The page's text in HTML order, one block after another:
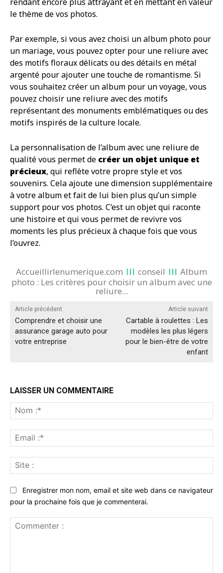
le thème de vos photos.
Par exemple, si vous avez choisi un album photo pour
un mariage, vous pouvez opter pour une reliure avec
des motifs floraux délicats ou des détails en métal
argenté pour ajouter une touche de romantisme. Si
vous souhaitez créer un album pour un voyage, vous
pouvez choisir une reliure avec des motifs
représentant des monuments emblématiques ou des
motifs inspirés de la culture locale.
La personnalisation de l’album avec une reliure de
qualité vous permet de créer un objet unique et
précieux, qui reflète votre propre style et vos
souvenirs. Cela ajoute une dimension supplémentaire
à votre album et fait de lui bien plus qu’un simple
support pour vos photos. C’est un objet qui raconte
une histoire et qui vous permet de revivre vos
moments les plus précieux à chaque fois que vous
l’ouvrez.
Accueillirlenumerique.com conseil
Album
photo : Les critères pour choisir un album avec une
reliure...
Article précédent
Comprendre et choisir une
assurance garage auto pour
votre entreprise
Article suivant
Cartable à roulettes : Les
modèles les plus légers
pour le bien-être de votre
enfant
LAISSER UN COMMENTAIRE
:*
:*
:
Enregistrer mon nom, email et site web dans ce navigateur
pour la prochaine fois que je commenterai.